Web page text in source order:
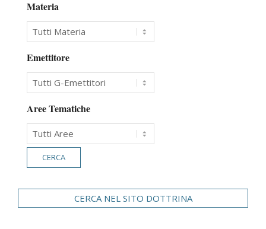
Materia
Emettitore
Aree Tematiche
CERCA NEL SITO DOTTRINA